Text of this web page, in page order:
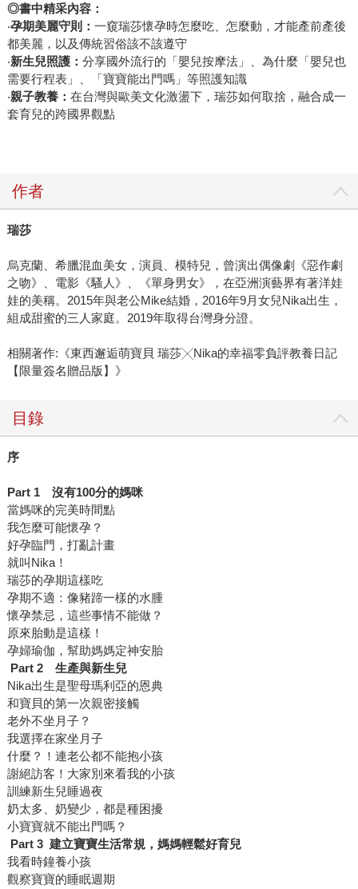
◎書中精采內容：
‧孕期美麗守則： 一窺瑞莎懷孕時怎麼吃、怎麼動，才能產前產後
都美麗，以及傳統習俗該不該遵守
‧新生兒照護： 分享國外流行的「嬰兒按摩法」、為什麼「嬰兒也
需要行程表」、「寶寶能出門嗎」等照護知識
‧親子教養： 在台灣與歐美文化激盪下，瑞莎如何取捨，融合成一
套育兒的跨國界觀點
作者
瑞莎
烏克蘭、希臘混血美女，演員、模特兒，曾演出偶像劇《惡作劇
之吻》、電影《騷人》、《單身男女》，在亞洲演藝界有著洋娃
娃的美稱。2015年與老公Mike結婚，2016年9月女兒Nika出生，
組成甜蜜的三人家庭。2019年取得台灣身分證。
相關著作:《東西邂逅萌寶貝 瑞莎╳Nika的幸福零負評教養日記
【限量簽名贈品版】》
目錄
序
Part 1沒有100分的媽咪
當媽咪的完美時間點
我怎麼可能懷孕？
好孕臨門，打亂計畫
就叫Nika！
瑞莎的孕期這樣吃
孕期不適：像豬蹄一樣的水腫
懷孕禁忌，這些事情不能做？
原來胎動是這樣！
孕婦瑜伽，幫助媽媽定神安胎
Part 2生產與新生兒
Nika出生是聖母瑪利亞的恩典
和寶貝的第一次親密接觸
老外不坐月子？
我選擇在家坐月子
什麼？！連老公都不能抱小孩
謝絕訪客！大家別來看我的小孩
訓練新生兒睡過夜
奶太多、奶變少，都是種困擾
小寶寶就不能出門嗎？
Part 3 建立寶寶生活常規，媽媽輕鬆好育兒
我看時鐘養小孩
觀察寶寶的睡眠週期